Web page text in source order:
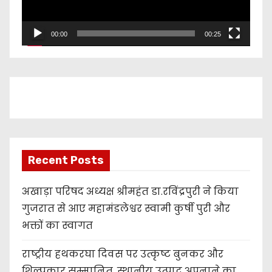
a
00:00 00:25
Recent Posts
अखाड़ा परिषद अध्यक्ष श्रीमहंत डा.रविंद्रपुरी ने किया
गुजरात से आए महामंडलेश्वर स्वामी कुर्षी पुरी और
भक्तों का स्वागत
राष्ट्रीय हथकरघा दिवस पर उत्कृष्ट बुनकर और